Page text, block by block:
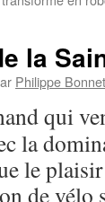
la
Philippe Bonnet
qui
la
le
de vélo